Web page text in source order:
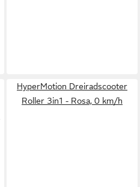
HyperMotion Dreiradscooter
Roller 3in1 - Rosa, 0 km/h